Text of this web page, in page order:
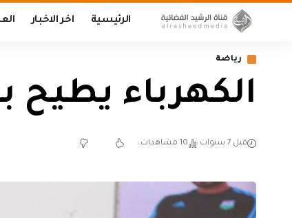
الرئيسية اخر الاخبار
رياضة
الكهرباء يطيح
قبل 7 سنوات 10 مشاهدات